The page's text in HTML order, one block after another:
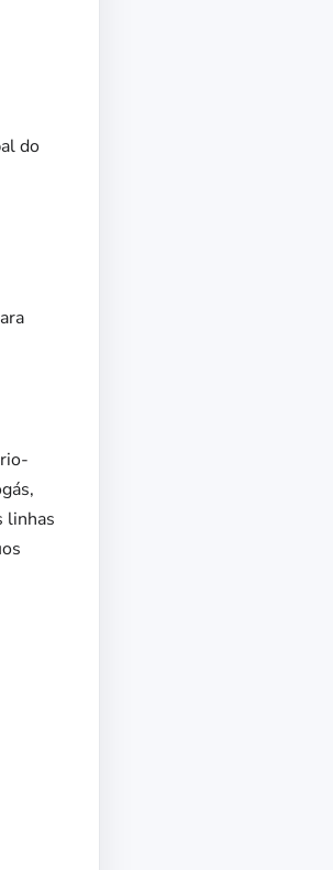
do
linhas